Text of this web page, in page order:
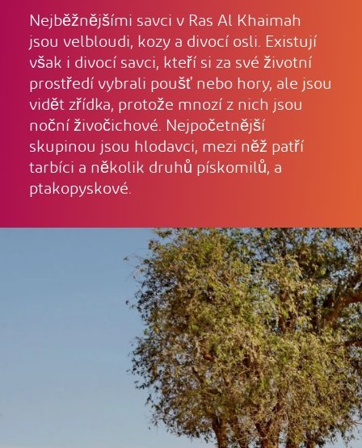
Nejběžnějšími savci v Ras Al Khaimah
jsou velbloudi, kozy a divocí osli. Existují
však i divocí savci, kteří si za své životní
prostředí vybrali poušť nebo hory, ale jsou
vidět zřídka, protože mnozí z nich jsou
noční živočichové. Nejpočetnější
skupinou jsou hlodavci, mezi něž patří
tarbíci a několik druhů pískomilů, a
ptakopyskové.